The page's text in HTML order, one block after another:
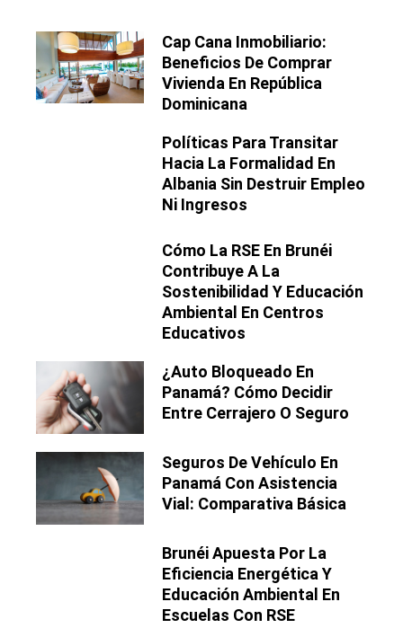
Cap Cana Inmobiliario:
Beneficios De Comprar
Vivienda En República
Dominicana
Políticas Para Transitar
Hacia La Formalidad En
Albania Sin Destruir Empleo
Ni Ingresos
Cómo La RSE En Brunéi
Contribuye A La
Sostenibilidad Y Educación
Ambiental En Centros
Educativos
¿Auto Bloqueado En
Panamá? Cómo Decidir
Entre Cerrajero O Seguro
Seguros De Vehículo En
Panamá Con Asistencia
Vial: Comparativa Básica
Brunéi Apuesta Por La
Eficiencia Energética Y
Educación Ambiental En
Escuelas Con RSE